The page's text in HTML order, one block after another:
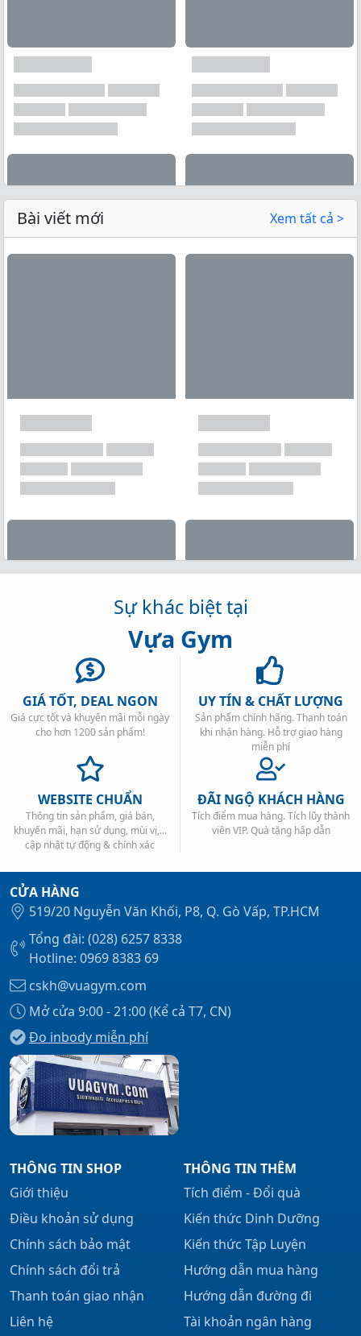
Xem tất cả →
Bài viết mới Xem tất cả >
Xem tất cả →
Sự khác biệt tại
Vựa Gym
GIÁ TỐT, DEAL NGON
Giá cực tốt và khuyến mãi mỗi ngày
cho hơn 1200 sản phẩm!
UY TÍN & CHẤT LƯỢNG
Sản phẩm chính hãng. Thanh toán
khi nhận hàng. Hỗ trợ giao hàng
miễn phí
WEBSITE CHUẨN
Thông tin sản phẩm, giá bán,
khuyến mãi, hạn sử dụng, mùi vị,...
cập nhật tự động & chính xác
ĐÃI NGỘ KHÁCH HÀNG
Tích điểm mua hàng. Tích lũy thành
viên VIP. Quà tặng hấp dẫn
CỬA HÀNG
519/20 Nguyễn Văn Khối, P8, Q. Gò Vấp, TP.HCM
Tổng đài: (028) 6257 8338
Hotline: 0969 8383 69
cskh@vuagym.com
Mở cửa 9:00 - 21:00 (Kể cả T7, CN)
Đo inbody miễn phí
THÔNG TIN SHOP
Giới thiệu
Điều khoản sử dụng
Chính sách bảo mật
Chính sách đổi trả
Thanh toán giao nhận
Liên hệ
THÔNG TIN THÊM
Tích điểm - Đổi quà
Kiến thức Dinh Dưỡng
Kiến thức Tập Luyện
Hướng dẫn mua hàng
Hướng dẫn đường đi
Tài khoản ngân hàng